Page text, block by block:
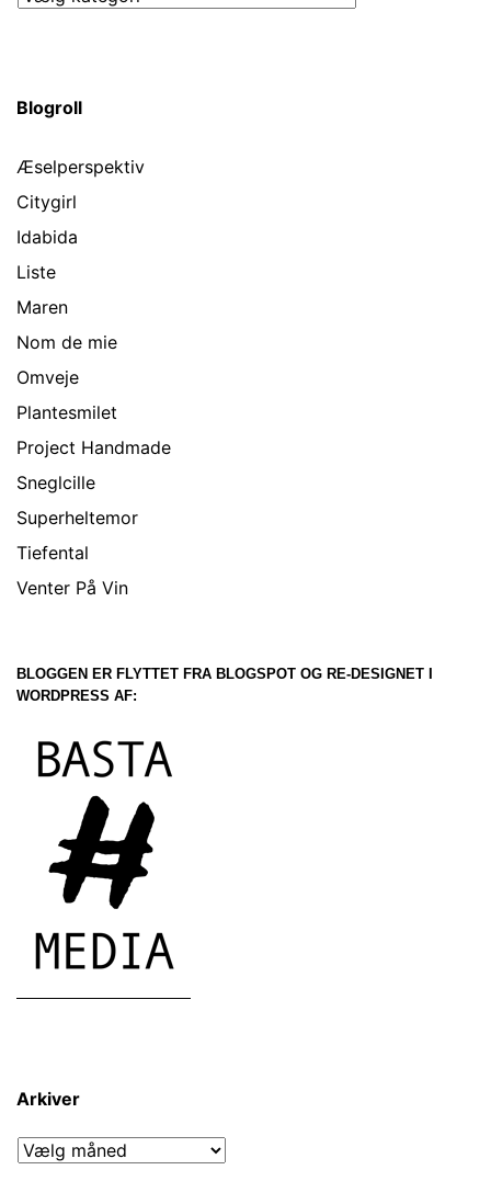
Blogroll
Æselperspektiv
Citygirl
Idabida
Liste
Maren
Nom de mie
Omveje
Plantesmilet
Project Handmade
Sneglcille
Superheltemor
Tiefental
Venter På Vin
BLOGGEN ER FLYTTET FRA BLOGSPOT OG RE-DESIGNET I
WORDPRESS AF:
Arkiver
Arkiver